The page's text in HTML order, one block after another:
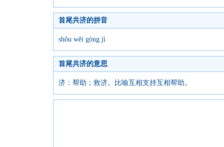
首尾共济的拼音
shǒu wěi gòng jì
首尾共济的意思
济：帮助；救济。比喻互相支持互相帮助。